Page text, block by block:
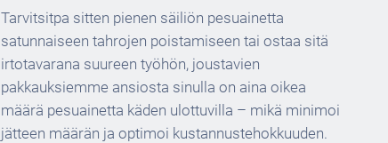
Tarvitsitpa sitten pienen säiliön pesuainetta
satunnaiseen tahrojen poistamiseen tai ostaa sitä
irtotavarana suureen työhön, joustavien
pakkauksiemme ansiosta sinulla on aina oikea
määrä pesuainetta käden ulottuvilla – mikä minimoi
jätteen määrän ja optimoi kustannustehokkuuden.